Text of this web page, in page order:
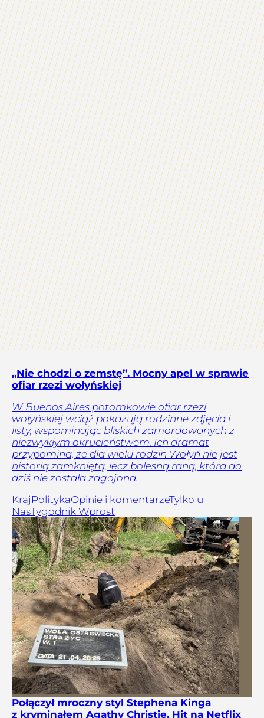
„Nie chodzi o zemstę”. Mocny apel w sprawie
ofiar rzezi wołyńskiej
W Buenos Aires potomkowie ofiar rzezi
wołyńskiej wciąż pokazują rodzinne zdjęcia i
listy, wspominając bliskich zamordowanych z
niezwykłym okrucieństwem. Ich dramat
przypomina, że dla wielu rodzin Wołyń nie jest
historią zamkniętą, lecz bolesną raną, która do
dziś nie została zagojona.
Kraj PolitykaOpinie i komentarzeTylko u
NasTygodnik Wprost
Połączył mroczny styl Stephena Kinga
z kryminałem Agathy Christie. Hit na Netflix